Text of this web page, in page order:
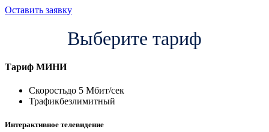
Оставить заявку
Выберите тариф
Тариф МИНИ
Скоростьдо 5 Мбит/сек
Трафикбезлимитный
Интерактивное телевидение